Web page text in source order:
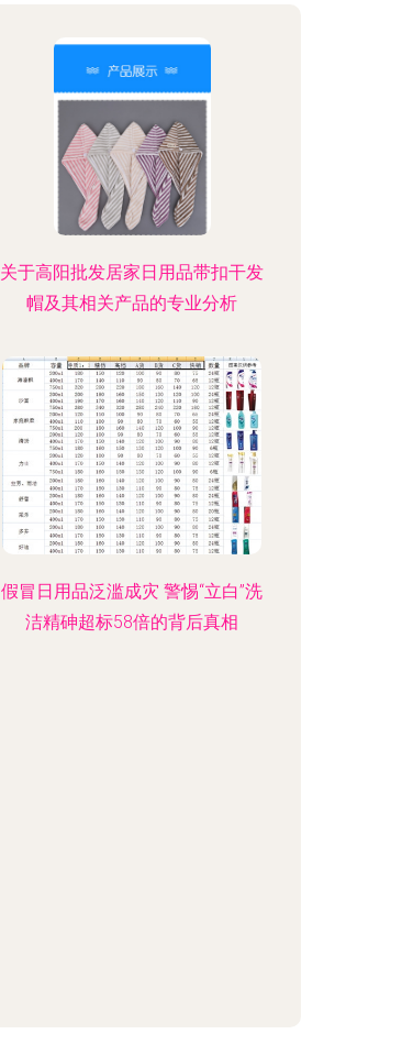
关于高阳批发居家日用品带扣干发
帽及其相关产品的专业分析
假冒日用品泛滥成灾 警惕“立白”洗
洁精砷超标58倍的背后真相